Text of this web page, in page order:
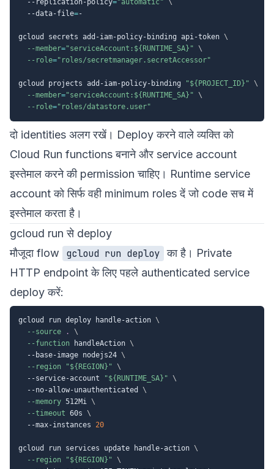
  --replication-policy
="automatic" \
  --data-file
=-
gcloud secrets add-iam-policy-binding api-token \
--member="serviceAccount: ${RUNTIME_SA} " \
--role="roles/secretmanager.secretAccessor"
gcloud projects add-iam-policy-binding "${PROJECT_ID} " \
--member="serviceAccount: ${RUNTIME_SA} " \
--role="roles/datastore.user"
दो identities अलग रखें। Deploy करने वाले व्यक्ति को
Cloud Run functions बनाने और service account
इस्तेमाल करने की permission चाहिए। Runtime service
account को सिर्फ वही minimum roles दें जो code सच में
इस्तेमाल करता है।
gcloud run से deploy
मौजूदा flow
gcloud run deploy का है। Private
HTTP endpoint के लिए पहले authenticated service
deploy करें:
gcloud run deploy handle-action \
--source
.
\
--function handleAction \
  --base-image nodejs24
\
--region
"${REGION} " \
  --service-account
"${RUNTIME_SA} " \
  --no-allow-unauthenticated
\
--memory 512Mi \
--timeout 60s \
  --max-instances
20
gcloud run services update handle-action \
--region
"${REGION} " \